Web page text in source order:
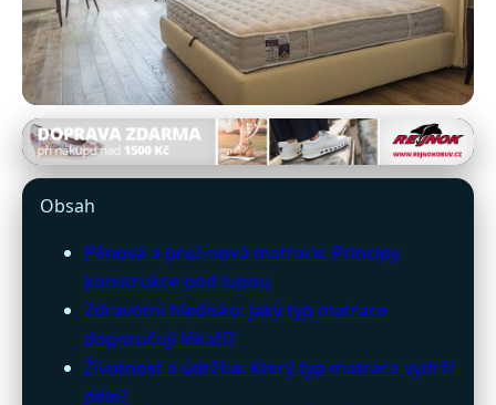
povleceni-matrace.cz
Pružinových Modelů
24. 6. 2026· 8 min čtení · Autor: Daniela Rybářová
Obsah
Pěnová a pružinová matrace: Principy
konstrukce pod lupou
Zdravotní hledisko: Jaký typ matrace
doporučují lékaři?
Životnost a údržba: Který typ matrace vydrží
déle?